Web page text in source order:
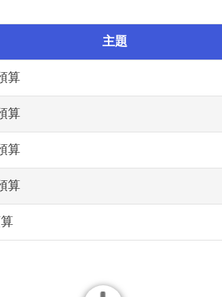
主題
算
算
算
算